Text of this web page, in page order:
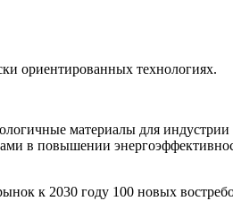
ориентированных технологиях.
материалы для индустрии
в повышении
к 2030 году 100 новых